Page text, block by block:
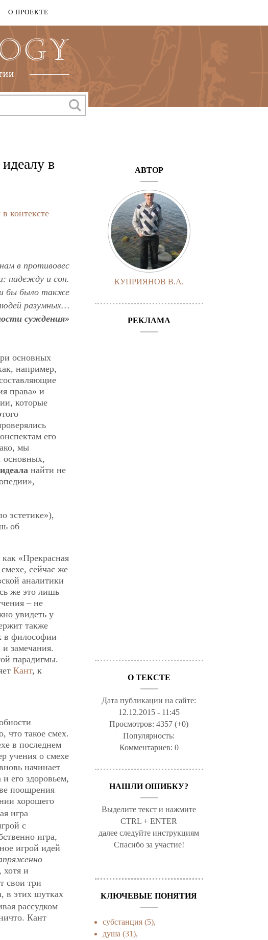
О ПРОЕКТЕ
в
контексте
в противовес
надежду и сон.
бы было также
разумных…
суждения»
основных
например,
права» и
которые
его
мы
основных,
найти не
эстетике»),
об
«Прекрасная
сейчас же
аналитики
же это лишь
– не
увидеть у
также
в философии
замечания.
парадигмы.
Кант, к
что такое смех.
в последнем
учения о смехе
начинает
его здоровьем,
поощрения
хорошего
игра
с
игра,
игрой идей
хотя и
свои три
в этих шутках
рассудком
Кант
АВТОР
КУПРИЯНОВ В.А.
РЕКЛАМА
О ТЕКСТЕ
Дата публикации на сайте:
12.12.2015 - 11:45
Просмотров:4357 (+0)
Популярность:
Комментариев: 0
НАШЛИ ОШИБКУ?
Выделите текст и нажмите
CTRL + ENTER
далее следуйте инструкциям
Спасибо за участие!
КЛЮЧЕВЫЕ ПОНЯТИЯ
субстанция (5),
душа (31),